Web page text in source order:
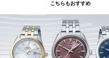
こちらもおすすめ